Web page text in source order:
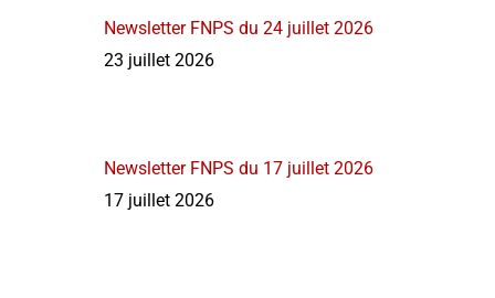
Newsletter FNPS du 24 juillet 2026
23 juillet 2026
Newsletter FNPS du 17 juillet 2026
17 juillet 2026